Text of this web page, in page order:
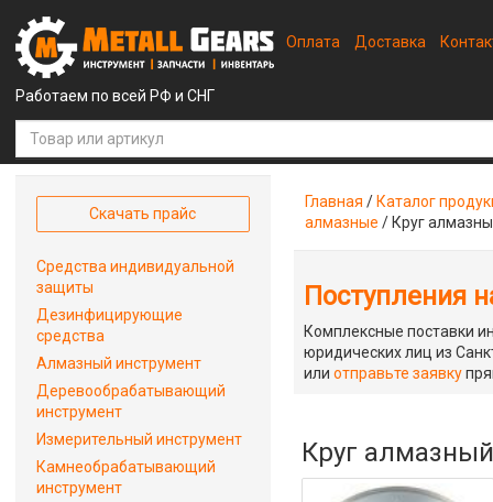
Работаем по всей РФ и СНГ
Оплата Доставка
Главная / Каталог
алмазные / Круг
Поступления
Комплексные поставки
юридических лиц из
илиотправьте заявку
Круг
Скачать прайс
Средства индивидуальной
защиты
Дезинфицирующие
средства
Алмазный инструмент
Деревообрабатывающий
инструмент
Измерительный инструмент
Камнеобрабатывающий
инструмент